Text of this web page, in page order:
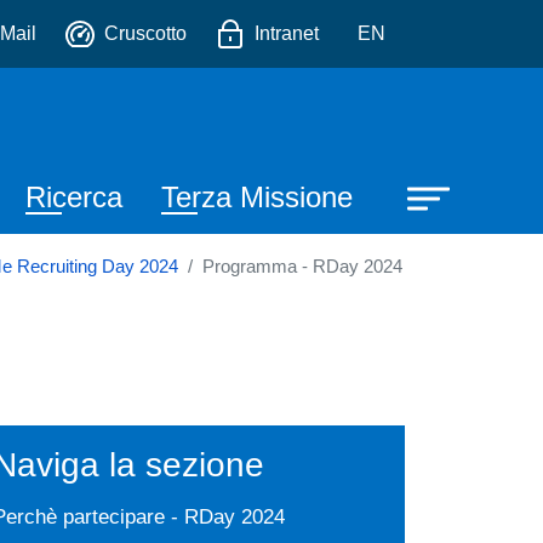
Mail Cruscotto Intranet EN
Ricerca Terza Missione
Recruiting Day 2024 Programma - RDay 2024
la sezione
partecipare - RDay 2024